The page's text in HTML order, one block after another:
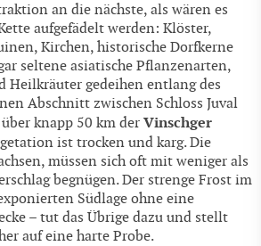
an die nächste, als wären es
aufgefädelt werden: Klöster,
Kirchen, historische Dorfkerne
seltene asiatische Pflanzenarten,
Heilkräuter gedeihen entlang des
Abschnitt zwischen Schloss Juval
knapp 50 km der Vinschger
ist trocken und karg. Die
müssen sich oft mit weniger als
begnügen. Der strenge Frost im
Südlage ohne eine
– tut das Übrige dazu und stellt
auf eine harte Probe.